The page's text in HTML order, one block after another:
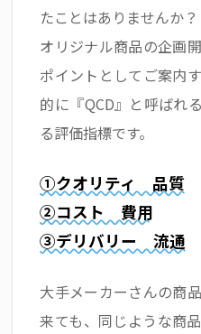
たことはありませんか？
オリジナル商品の企画
ポイントとしてご案内
的に『QCD』と呼ばれ
る評価指標です。
①クオリティ 品質
②コスト 費用
③デリバリー 流通
大手メーカーさんの商
来ても、同じような商